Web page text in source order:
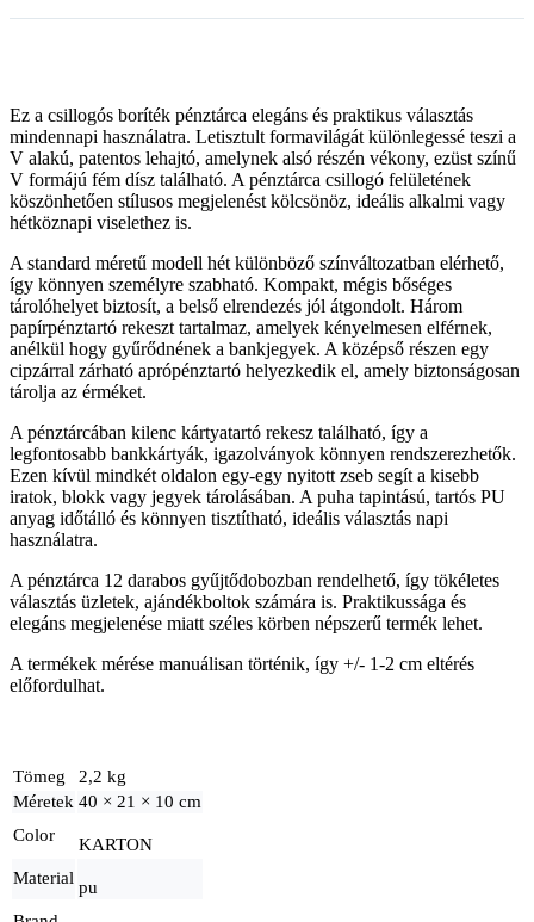
Ez a csillogós boríték pénztárca elegáns és praktikus választás
mindennapi használatra. Letisztult formavilágát különlegessé teszi a
V alakú, patentos lehajtó, amelynek alsó részén vékony, ezüst színű
V formájú fém dísz található. A pénztárca csillogó felületének
köszönhetően stílusos megjelenést kölcsönöz, ideális alkalmi vagy
hétköznapi viselethez is.
A standard méretű modell hét különböző színváltozatban elérhető,
így könnyen személyre szabható. Kompakt, mégis bőséges
tárolóhelyet biztosít, a belső elrendezés jól átgondolt. Három
papírpénztartó rekeszt tartalmaz, amelyek kényelmesen elférnek,
anélkül hogy gyűrődnének a bankjegyek. A középső részen egy
cipzárral zárható aprópénztartó helyezkedik el, amely biztonságosan
tárolja az érméket.
A pénztárcában kilenc kártyatartó rekesz található, így a
legfontosabb bankkártyák, igazolványok könnyen rendszerezhetők.
Ezen kívül mindkét oldalon egy-egy nyitott zseb segít a kisebb
iratok, blokk vagy jegyek tárolásában. A puha tapintású, tartós PU
anyag időtálló és könnyen tisztítható, ideális választás napi
használatra.
A pénztárca 12 darabos gyűjtődobozban rendelhető, így tökéletes
választás üzletek, ajándékboltok számára is. Praktikussága és
elegáns megjelenése miatt széles körben népszerű termék lehet.
A termékek mérése manuálisan történik, így +/- 1-2 cm eltérés
előfordulhat.
Tömeg
2,2 kg
Méretek 40 × 21 × 10 cm
Color
KARTON
Material pu